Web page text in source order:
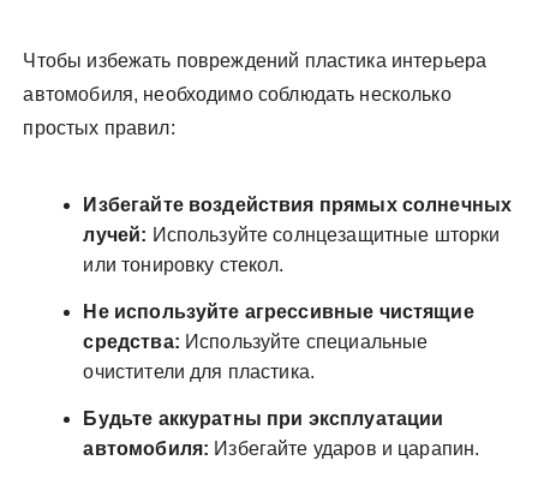
Чтобы избежать повреждений пластика интерьера
автомобиля, необходимо соблюдать несколько
простых правил:
Избегайте воздействия прямых солнечных
лучей: Используйте солнцезащитные шторки
или тонировку стекол.
Не используйте агрессивные чистящие
средства: Используйте специальные
очистители для пластика.
Будьте аккуратны при эксплуатации
автомобиля: Избегайте ударов и царапин.